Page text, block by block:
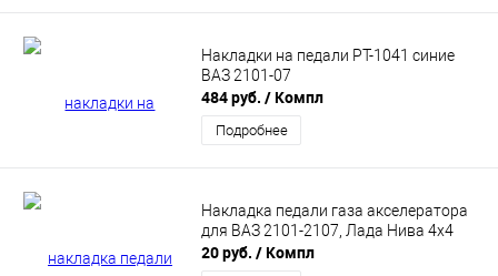
Накладки на педали РТ-1041 синие
ВАЗ 2101-07
484 руб. / Компл
Подробнее
Накладка педали газа акселератора
для ВАЗ 2101-2107, Лада Нива 4х4
20 руб. / Компл